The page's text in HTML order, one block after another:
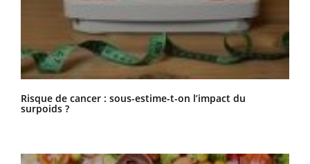
Risque de cancer : sous-estime-t-on l’impact du
surpoids ?